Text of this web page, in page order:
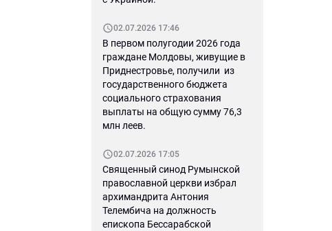
02.07.2026 17:46
В первом полугодии 2026 года
граждане Молдовы, живущие в
Приднестровье, получили из
государственного бюджета
социального страхования
выплаты на общую сумму 76,3
млн леев.
02.07.2026 17:05
Священный синод Румынской
православной церкви избрал
архимандрита Антония
Телембича на должность
епископа Бессарабской